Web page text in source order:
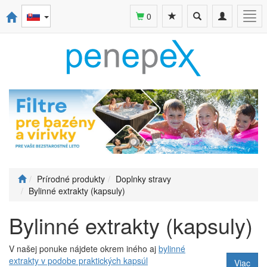
Toggle
navigation
Toggle
search
0
Prírodné produkty
Doplnky stravy
Bylinné extrakty (kapsuly)
Bylinné extrakty (kapsuly)
V našej ponuke nájdete okrem iného aj bylinné
extrakty v podobe praktických kapsúl
Viac